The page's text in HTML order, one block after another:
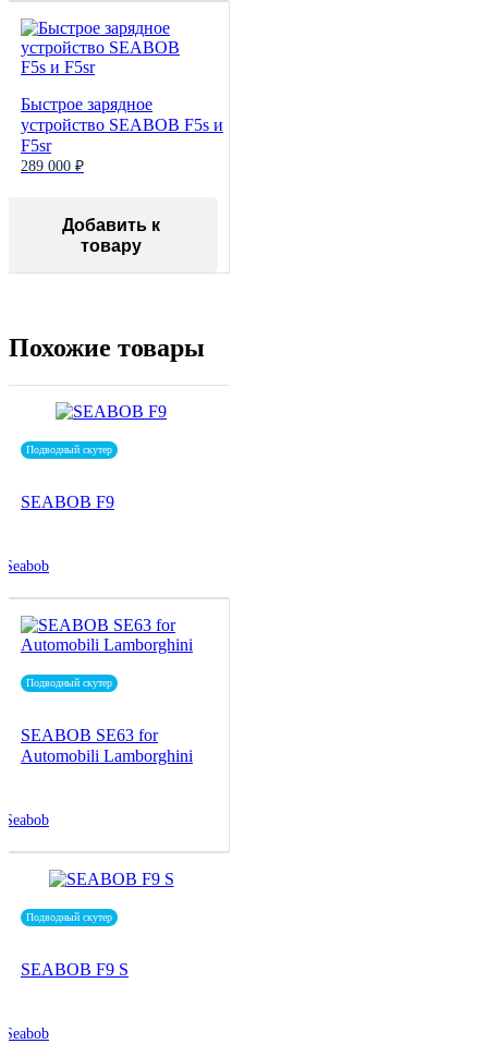
Быстрое зарядное
устройство SEABOB F5s и
F5sr
289 000 ₽
Добавить к
товару
Похожие товары
Подводный скутер
SEABOB F9
Seabob
Подводный скутер
SEABOB SE63 for
Automobili Lamborghini
Seabob
Подводный скутер
SEABOB F9 S
Seabob